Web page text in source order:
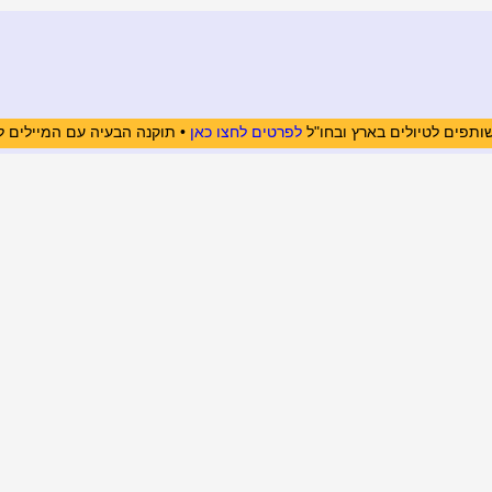
לטיולים בארץ ובחו"ללפרטים לחצו כאן • תוקנה הבעיה עם